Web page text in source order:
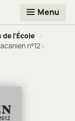
Menu
l'École
>
n°12 :